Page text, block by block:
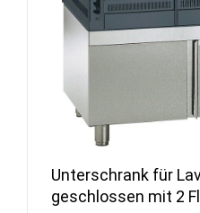
Unterschrank für
geschlossen mit 2